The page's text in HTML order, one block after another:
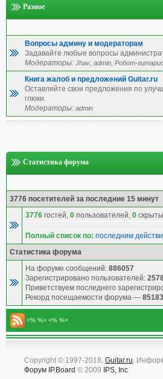
Разное
Вопросы админу и модераторам
Задавайте любые вопросы
Модераторы: Jhav, admin, Робот-
Книга жалоб и предложений Guitar.ru
Оставляйте свои предложения по
глюки.
Модераторы: admin
Статистика форума
3776 посетителей за последние 15 минут
3776 гостей, 0 пользователей, 0
Полный список по: последним
Статистика форума
На форуме сообщений: 886057
Зарегистрировано пользователей:
Приветствуем последнего
Рекорд посещаемости форума — 85183
<% %> <% %>
Copyright © 1997-2018, Guitar.ru.
Форум IP.Board © 2009 IPS, Inc